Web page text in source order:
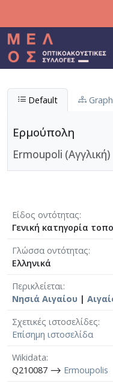
Default Graph
Ερμούπολη
Ermoupoli (Αγγλική)
Είδος οντότητας
Γενική κατηγορία
Γλώσσα οντότητας
Ελληνικά
Περικλείεται
Νησιά Αιγαίου |
Σχετικές ιστοσελίδες
Επίσημη ιστοσελίδα
Wikidata
Q210087 ⟶ Ermoupolis